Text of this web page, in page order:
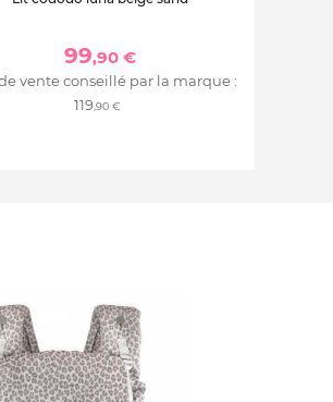
99,90 €
vente conseillé par la marque :
119,90 €